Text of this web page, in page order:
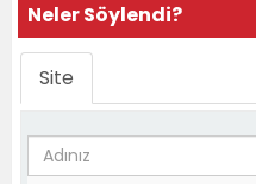
Neler Söylendi?
Site